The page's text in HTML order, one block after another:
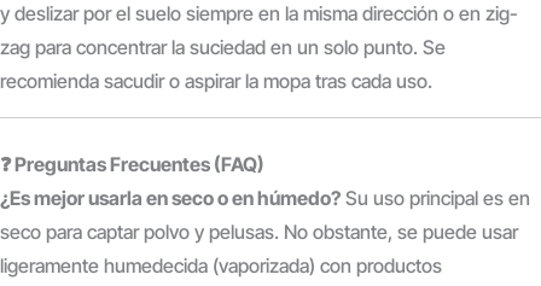
y deslizar por el suelo siempre en la misma dirección o en zig-
zag para concentrar la suciedad en un solo punto. Se
recomienda sacudir o aspirar la mopa tras cada uso.
❓ Preguntas Frecuentes (FAQ)
¿Es mejor usarla en seco o en húmedo? Su uso principal es en
seco para captar polvo y pelusas. No obstante, se puede usar
ligeramente humedecida (vaporizada) con productos